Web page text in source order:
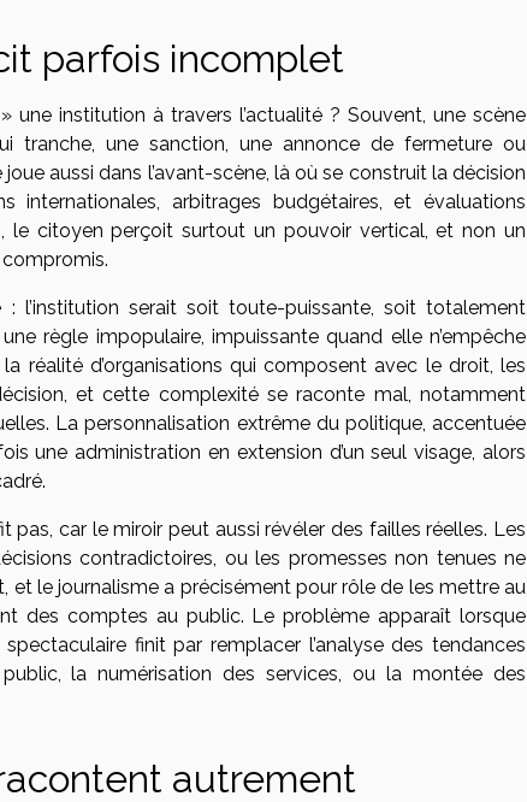
parfois incomplet
institution à travers l’actualité ? Souvent, une scène
tranche, une sanction, une annonce de fermeture ou
aussi dans l’avant-scène, là où se construit la décision
internationales, arbitrages budgétaires, et évaluations
le citoyen perçoit surtout un pouvoir vertical, et non un
l’institution serait soit toute-puissante, soit totalement
règle impopulaire, impuissante quand elle n’empêche
réalité d’organisations qui composent avec le droit, les
et cette complexité se raconte mal, notamment
La personnalisation extrême du politique, accentuée
une administration en extension d’un seul visage, alors
car le miroir peut aussi révéler des failles réelles. Les
contradictoires, ou les promesses non tenues ne
et le journalisme a précisément pour rôle de les mettre au
des comptes au public. Le problème apparaît lorsque
finit par remplacer l’analyse des tendances
la numérisation des services, ou la montée des
autrement